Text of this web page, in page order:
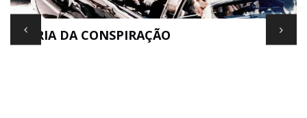
TEORIA DA CONSPIRAÇÃO